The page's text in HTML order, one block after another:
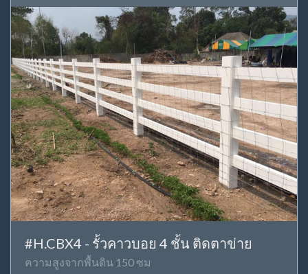
#H.CBX4 - รั้วคาวบอย 4 ชั้น ติดตาข่าย
ความสูงจากพื้นดิน 150 ซม